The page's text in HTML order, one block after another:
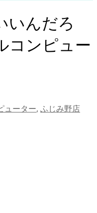
いんだろ
コンピュー
ューター, ふじみ野店